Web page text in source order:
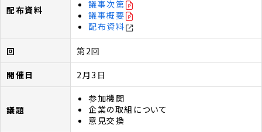
議事次第
議事概要
配布資料
第2回
2月3日
参加機関
企業の取組について
意見交換